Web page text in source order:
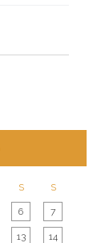
S S
6 7
13 14